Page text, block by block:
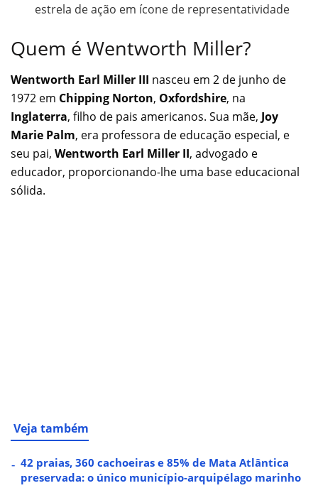
estrela de ação em ícone de representatividade
Quem é Wentworth Miller?
Wentworth Earl Miller III nasceu em 2 de junho de
1972 em Chipping Norton, Oxfordshire, na
Inglaterra, filho de pais americanos. Sua mãe, Joy
Marie Palm, era professora de educação especial, e
seu pai, Wentworth Earl Miller II, advogado e
educador, proporcionando-lhe uma base educacional
sólida.
Veja também
42 praias, 360 cachoeiras e 85% de Mata Atlântica
preservada: o único município-arquipélago marinho